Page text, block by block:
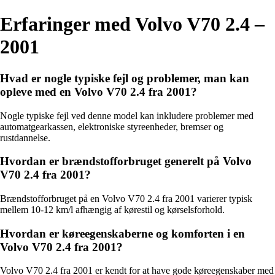
Erfaringer med Volvo V70 2.4 –
2001
Hvad er nogle typiske fejl og problemer, man kan
opleve med en Volvo V70 2.4 fra 2001?
Nogle typiske fejl ved denne model kan inkludere problemer med
automatgearkassen, elektroniske styreenheder, bremser og
rustdannelse.
Hvordan er brændstofforbruget generelt på Volvo
V70 2.4 fra 2001?
Brændstofforbruget på en Volvo V70 2.4 fra 2001 varierer typisk
mellem 10-12 km/l afhængig af kørestil og kørselsforhold.
Hvordan er køreegenskaberne og komforten i en
Volvo V70 2.4 fra 2001?
Volvo V70 2.4 fra 2001 er kendt for at have gode køreegenskaber med